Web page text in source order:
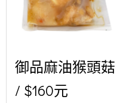
御品麻油猴頭菇
/ $160元